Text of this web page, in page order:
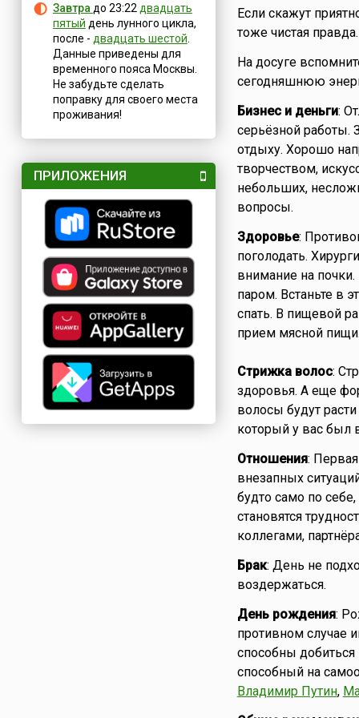
Завтра до 23:22 двадцать
пятый день лунного цикла,
после - двадцать шестой
Данные приведены для
временного пояса Москвы.
Не забудьте сделать
поправку для своего места
проживания!
ПРИЛОЖЕНИЯ
Если скажут
тоже чистая правда.
На досуге
сегодняшнюю
Бизнес и деньги:
серьёзной работы.
отдыху. Хорошо
творчеством,
небольших,
вопросы.
Здоровье:
поголодать.
внимание на
паром. Встаньте в
спать. В пищевой
прием мясной
Стрижка волос:
здоровья. А еще
волосы будут
который у вас
Отношения:
внезапных
будто само по
становятся
коллегами,
Брак: День не
воздержаться.
День рождения:
противном случае
способны
способный на
Владимир Путин,